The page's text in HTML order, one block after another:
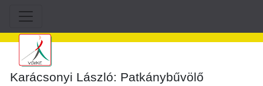
Karácsonyi László: Patkánybűvölő